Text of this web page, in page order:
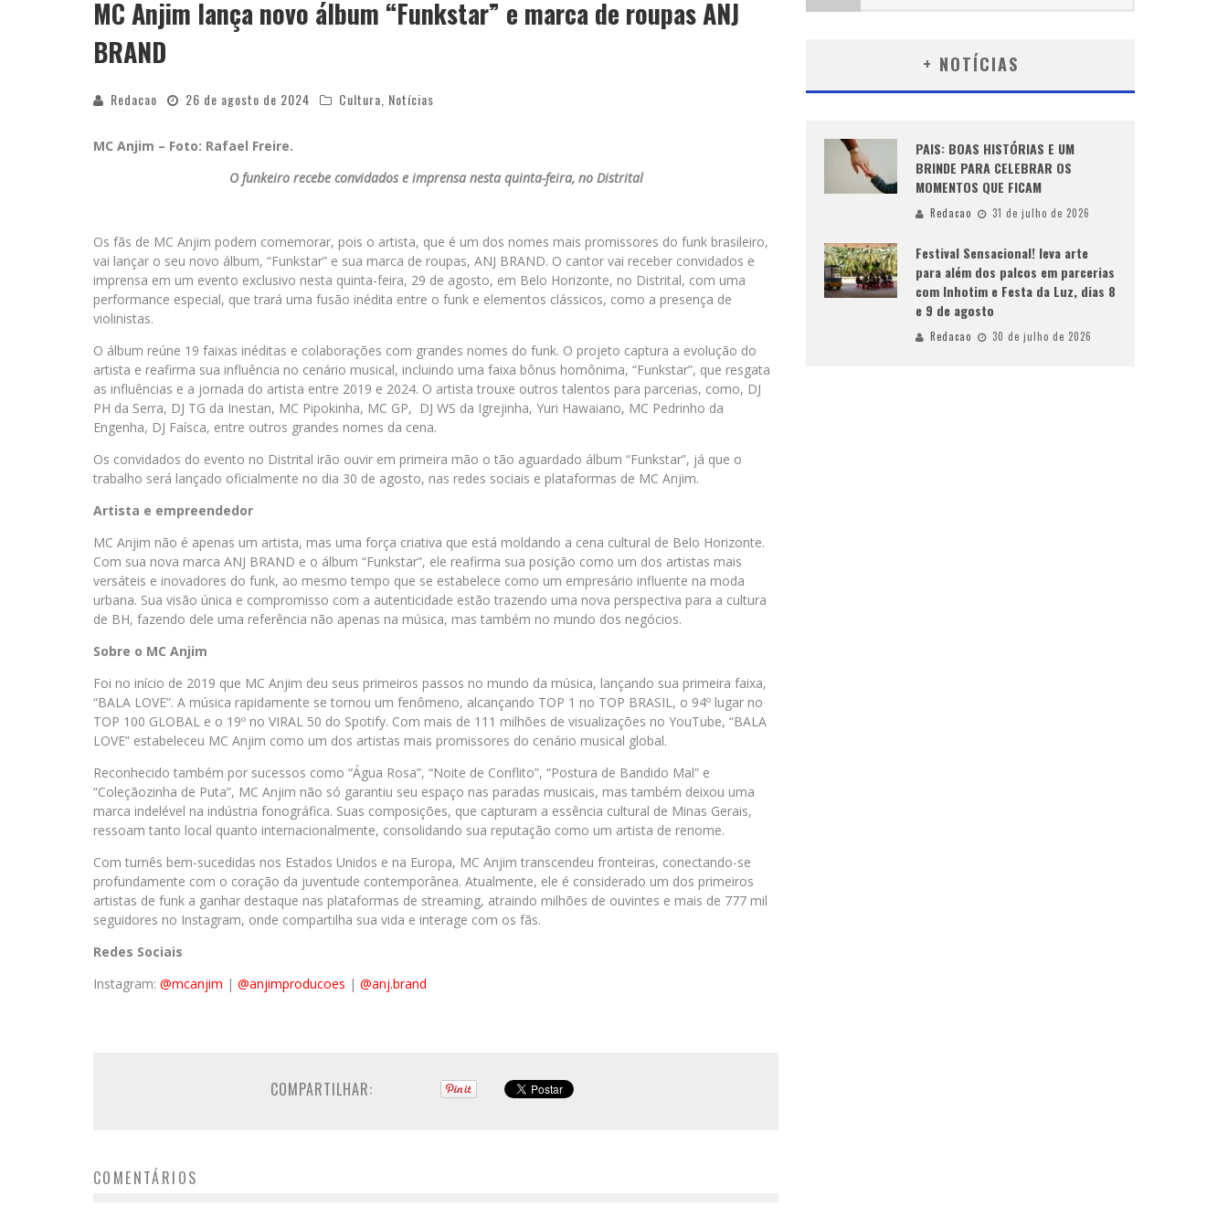
MC Anjim lança novo álbum “Funkstar” e marca de roupas ANJ
BRAND
Redacao 26 de agosto de 2024 Cultura Notícias
MC Anjim – Foto: Rafael Freire.
O funkeiro recebe convidados e imprensa nesta quinta-feira, no Distrital
Os fãs de MC Anjim podem comemorar, pois o artista, que é um dos nomes mais promissores do funk brasileiro,
vai lançar o seu novo álbum, “Funkstar” e sua marca de roupas, ANJ BRAND. O cantor vai receber convidados e
imprensa em um evento exclusivo nesta quinta-feira, 29 de agosto, em Belo Horizonte, no Distrital, com uma
performance especial, que trará uma fusão inédita entre o funk e elementos clássicos, como a presença de
violinistas.
O álbum reúne 19 faixas inéditas e colaborações com grandes nomes do funk. O projeto captura a evolução do
artista e reafirma sua influência no cenário musical, incluindo uma faixa bônus homônima, “Funkstar”, que resgata
as influências e a jornada do artista entre 2019 e 2024. O artista trouxe outros talentos para parcerias, como, DJ
PH da Serra, DJ TG da Inestan, MC Pipokinha, MC GP, DJ WS da Igrejinha, Yuri Hawaiano, MC Pedrinho da
Engenha, DJ Faísca, entre outros grandes nomes da cena.
Os convidados do evento no Distrital irão ouvir em primeira mão o tão aguardado álbum “Funkstar”, já que o
trabalho será lançado oficialmente no dia 30 de agosto, nas redes sociais e plataformas de MC Anjim.
Artista e empreendedor
MC Anjim não é apenas um artista, mas uma força criativa que está moldando a cena cultural de Belo Horizonte.
Com sua nova marca ANJ BRAND e o álbum “Funkstar”, ele reafirma sua posição como um dos artistas mais
versáteis e inovadores do funk, ao mesmo tempo que se estabelece como um empresário influente na moda
urbana. Sua visão única e compromisso com a autenticidade estão trazendo uma nova perspectiva para a cultura
de BH, fazendo dele uma referência não apenas na música, mas também no mundo dos negócios.
Sobre o MC Anjim
Foi no início de 2019 que MC Anjim deu seus primeiros passos no mundo da música, lançando sua primeira faixa,
“BALA LOVE”. A música rapidamente se tornou um fenômeno, alcançando TOP 1 no TOP BRASIL, o 94º lugar no
TOP 100 GLOBAL e o 19º no VIRAL 50 do Spotify. Com mais de 111 milhões de visualizações no YouTube, “BALA
LOVE” estabeleceu MC Anjim como um dos artistas mais promissores do cenário musical global.
Reconhecido também por sucessos como “Água Rosa”, “Noite de Conflito”, “Postura de Bandido Mal” e
“Coleçãozinha de Puta”, MC Anjim não só garantiu seu espaço nas paradas musicais, mas também deixou uma
marca indelével na indústria fonográfica. Suas composições, que capturam a essência cultural de Minas Gerais,
ressoam tanto local quanto internacionalmente, consolidando sua reputação como um artista de renome.
Com turnês bem-sucedidas nos Estados Unidos e na Europa, MC Anjim transcendeu fronteiras, conectando-se
profundamente com o coração da juventude contemporânea. Atualmente, ele é considerado um dos primeiros
artistas de funk a ganhar destaque nas plataformas de streaming, atraindo milhões de ouvintes e mais de 777 mil
seguidores no Instagram, onde compartilha sua vida e interage com os fãs.
Redes Sociais
Instagram: @mcanjim | @anjimproducoes | @anj.brand
COMPARTILHAR:
COMENTÁRIOS
+ NOTÍCIAS
PAIS: BOAS HISTÓRIAS E UM
BRINDE PARA CELEBRAR OS
MOMENTOS QUE FICAM
Redacao 31 de julho de 2026
Festival Sensacional! leva arte
para além dos palcos em parcerias
com Inhotim e Festa da Luz, dias 8
e 9 de agosto
Redacao 30 de julho de 2026